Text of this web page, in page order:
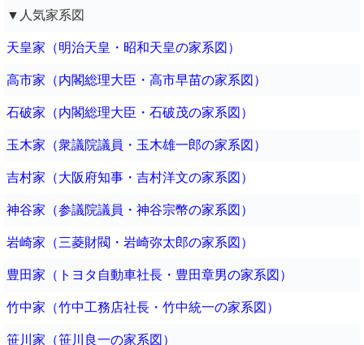
▼人気家系図
天皇家（明治天皇・昭和天皇の家系図）
高市家（内閣総理大臣・高市早苗の家系図）
石破家（内閣総理大臣・石破茂の家系図）
玉木家（衆議院議員・玉木雄一郎の家系図）
吉村家（大阪府知事・吉村洋文の家系図）
神谷家（参議院議員・神谷宗幣の家系図）
岩崎家（三菱財閥・岩崎弥太郎の家系図）
豊田家（トヨタ自動車社長・豊田章男の家系図）
竹中家（竹中工務店社長・竹中統一の家系図）
笹川家（笹川良一の家系図）